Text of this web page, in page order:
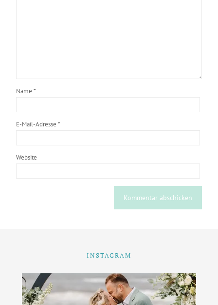
Name *
E-Mail-Adresse *
Website
INSTAGRAM